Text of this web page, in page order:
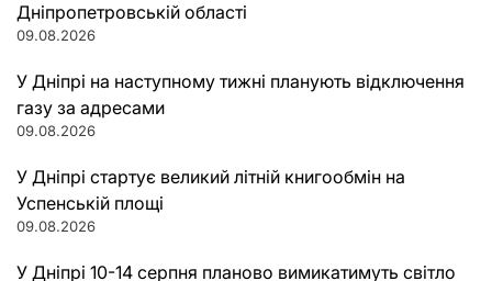
Дніпропетровській області
09.08.2026
У Дніпрі на наступному тижні планують відключення
газу за адресами
09.08.2026
У Дніпрі стартує великий літній книгообмін на
Успенській площі
09.08.2026
У Дніпрі 10-14 серпня планово вимикатимуть світло